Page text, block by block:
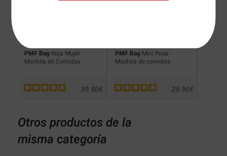
PMF Bag Roja Mujer -
Mochila de Comidas
€
39.90
PMF Bag Mini Rosa -
Mochila de comidas
€
29.90
Otros productos de la
misma categoría